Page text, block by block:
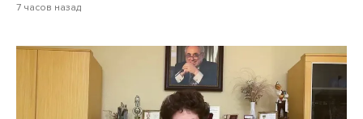
7 часов назад